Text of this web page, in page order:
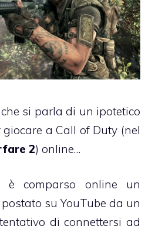
che si parla di un ipotetico
a Call of Duty (nel
2) online…
è comparso online un
postato su YouTube da un
di connettersi ad